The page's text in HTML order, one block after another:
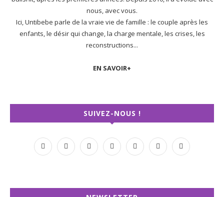
nous, avec vous.
Ici, Untibebe parle de la vraie vie de famille : le couple après les
enfants, le désir qui change, la charge mentale, les crises, les
reconstructions...
EN SAVOIR+
SUIVEZ-NOUS !